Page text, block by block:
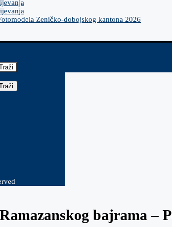
Zeničko-dobojskog kantona 2026
bajrama –